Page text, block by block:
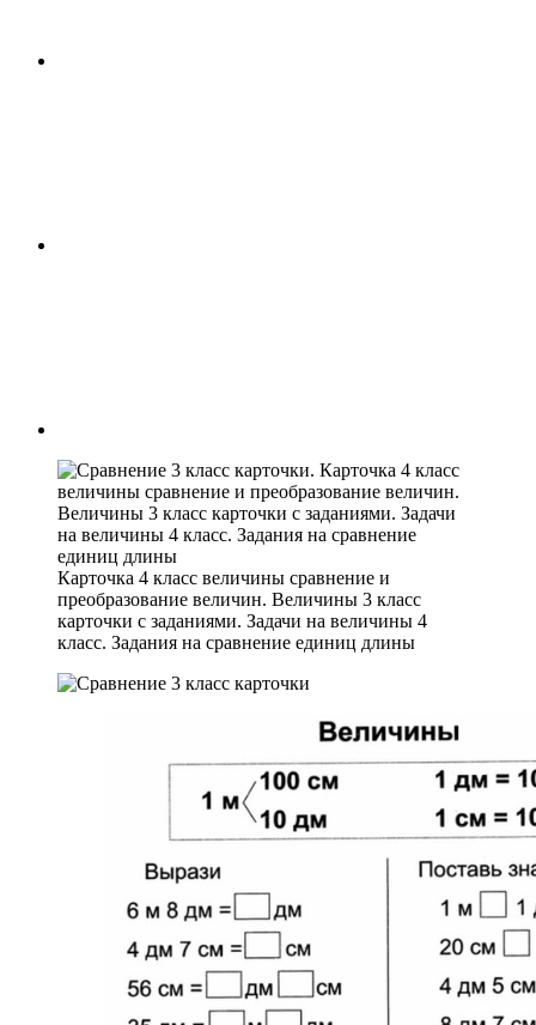
Карточка 4 класс величины сравнение и
преобразование величин. Величины 3 класс
карточки с заданиями. Задачи на величины 4
класс. Задания на сравнение единиц длины